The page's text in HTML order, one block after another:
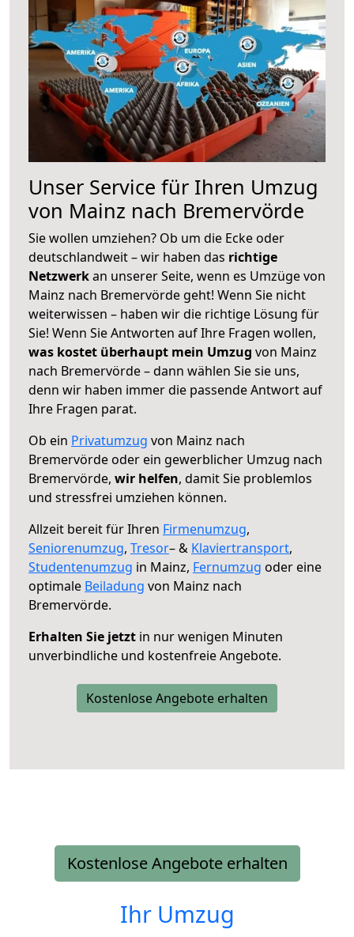
Unser Service für Ihren Umzug
von Mainz nach Bremervörde
Sie wollen umziehen? Ob um die Ecke oder
deutschlandweit – wir haben das richtige
Netzwerkan unserer Seite, wenn es Umzüge von
Mainz nach Bremervörde geht! Wenn Sie nicht
weiterwissen – haben wir die richtige Lösung für
Sie! Wenn Sie Antworten auf Ihre Fragen wollen,
was kostet überhaupt mein Umzug von Mainz
nach Bremervörde – dann wählen Sie sie uns,
denn wir haben immer die passende Antwort auf
Ihre Fragen parat.
Ob ein Privatumzug von Mainz nach
Bremervörde oder ein gewerblicher Umzug nach
Bremervörde, wir helfen, damit Sie problemlos
und stressfrei umziehen können.
Allzeit bereit für Ihren Firmenumzug,
Seniorenumzug, Tresor– & Klaviertransport,
Studentenumzug in Mainz, Fernumzug oder eine
optimale Beiladung von Mainz nach
Bremervörde.
Erhalten Sie jetzt in nur wenigen Minuten
unverbindliche und kostenfreie Angebote.
Kostenlose Angebote erhalten
Kostenlose Angebote erhalten
Ihr Umzug